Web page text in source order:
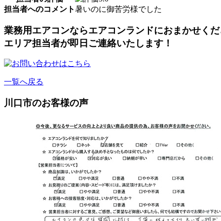
担当者へのコメント暑いのに御苦労様でした
業務用エアコンならエアコンランドにおまかせく
エリア担当者が即日ご連絡いたします！
一覧へ戻る
川口市のお客様の声